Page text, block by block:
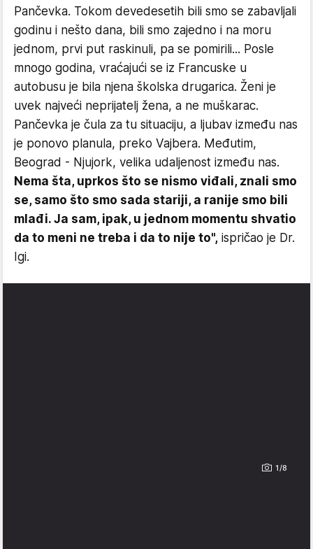
Pančevka. Tokom devedesetih bili smo se zabavljali
godinu i nešto dana, bili smo zajedno i na moru
jednom, prvi put raskinuli, pa se pomirili... Posle
mnogo godina, vraćajući se iz Francuske u
autobusu je bila njena školska drugarica. Ženi je
uvek najveći neprijatelj žena, a ne muškarac.
Pančevka je čula za tu situaciju, a ljubav između nas
je ponovo planula, preko Vajbera. Međutim,
Beograd - Njujork, velika udaljenost između nas.
Nema šta, uprkos što se nismo viđali, znali smo
se, samo što smo sada stariji, a ranije smo bili
mlađi. Ja sam, ipak, u jednom momentu shvatio
da to meni ne treba i da to nije to", ispričao je Dr.
Igi.
1/8